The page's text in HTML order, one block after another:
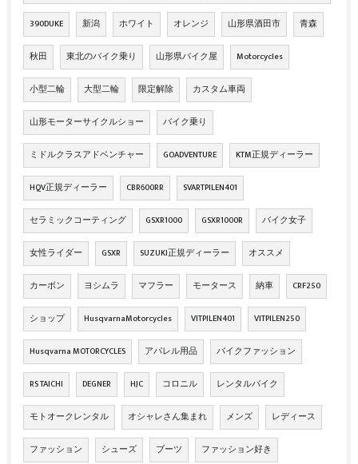
390DUKE 新潟 ホワイト オレンジ 山形県酒田市 青森
秋田 東北のバイク乗り 山形県バイク屋 Motorcycles
小型二輪 大型二輪 限定解除 カスタム車両
山形モーターサイクルショー バイク乗り
ミドルクラスアドベンチャー GOADVENTURE KTM正規ディーラー
HQV正規ディーラー CBR600RR SVARTPILEN401
セラミックコーティング GSXR1000 GSXR1000R バイク女子
女性ライダー GSXR SUZUKI正規ディーラー オススメ
カーボン ヨシムラ マフラー モータース 納車 CRF250
ショップ HusqvarnaMotorcycles VITPILEN401 VITPILEN250
Husqvarna MOTORCYCLES アパレル用品 バイクファッション
RS TAICHI DEGNER HJC コロニル レンタルバイク
モトオークレンタル オシャレさん集まれ メンズ レディース
ファッション シューズ ブーツ ファッション好き